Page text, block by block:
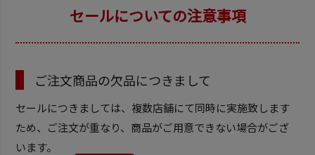
セールについての注意事項
ご注文商品の欠品につきまして
セールにつきましては、複数店舗にて同時に実施致します
ため、ご注文が重なり、商品がご用意できない場合がござ
います。